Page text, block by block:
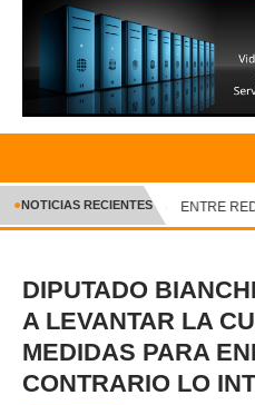
INICIO
CRÓNICA
DEPORTES
ENTRETENIMIENTO Y
POLICIAL
✕
●NOTICIAS RECIENTES ENTRE
DIPUTADO
A LEVANTAR LA
MEDIDAS PARA
CONTRARIO LO